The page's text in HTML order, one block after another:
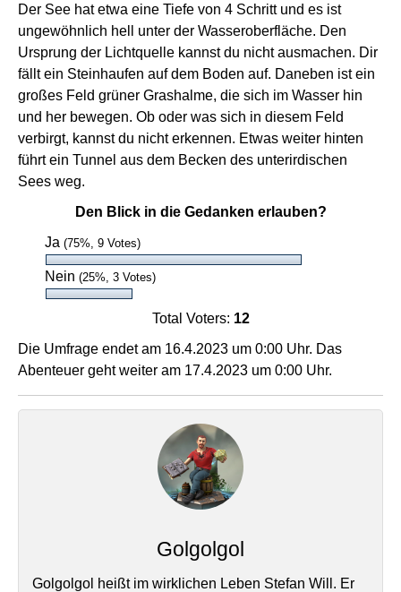
Der See hat etwa eine Tiefe von 4 Schritt und es ist
ungewöhnlich hell unter der Wasseroberfläche. Den
Ursprung der Lichtquelle kannst du nicht ausmachen. Dir
fällt ein Steinhaufen auf dem Boden auf. Daneben ist ein
großes Feld grüner Grashalme, die sich im Wasser hin
und her bewegen. Ob oder was sich in diesem Feld
verbirgt, kannst du nicht erkennen. Etwas weiter hinten
führt ein Tunnel aus dem Becken des unterirdischen
Sees weg.
Den Blick in die Gedanken erlauben?
Ja (75%, 9 Votes)
Nein (25%, 3 Votes)
Total Voters: 12
Die Umfrage endet am 16.4.2023 um 0:00 Uhr. Das
Abenteuer geht weiter am 17.4.2023 um 0:00 Uhr.
Golgolgol
Golgolgol heißt im wirklichen Leben Stefan Will. Er